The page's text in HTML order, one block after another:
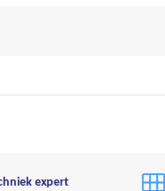
expert